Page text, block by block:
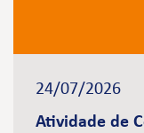
24/07/2026
Atividade de